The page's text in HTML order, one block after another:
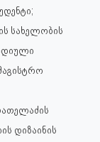
სახელობის
დიზაინის